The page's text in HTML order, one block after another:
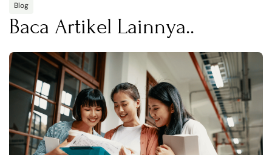
Blog
Baca Artikel Lainnya..